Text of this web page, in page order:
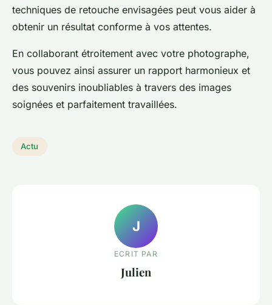
techniques de retouche envisagées peut vous aider à
obtenir un résultat conforme à vos attentes.
En collaborant étroitement avec votre photographe,
vous pouvez ainsi assurer un rapport harmonieux et
des souvenirs inoubliables à travers des images
soignées et parfaitement travaillées.
Actu
J
ECRIT PAR
Julien